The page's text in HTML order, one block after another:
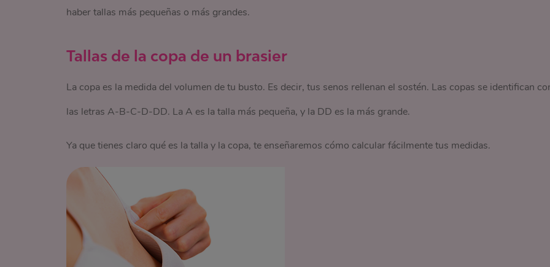
haber tallas más pequeñas o más grandes.
Tallas de la copa de un brasier
La copa es la medida del volumen de tu busto. Es decir, tus senos rellenan el sostén. Las copas se identifican
las letras A-B-C-D-DD. La A es la talla más pequeña, y la DD es la más grande.
Ya que tienes claro qué es la talla y la copa, te enseñaremos cómo calcular fácilmente tus medidas.